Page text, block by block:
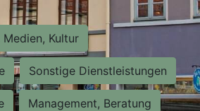
Medien, Kultur
Sonstige Dienstleistungen
Management, Beratung